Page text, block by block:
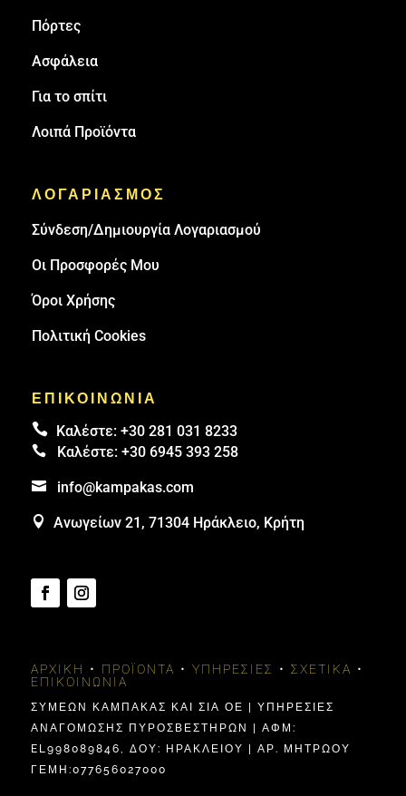
Πόρτες
Ασφάλεια
Για το σπίτι
Λοιπά Προϊόντα
ΛΟΓΑΡΙΑΣΜΟΣ
Σύνδεση/Δημιουργία Λογαριασμού
Οι Προσφορές Μου
Όροι Χρήσης
Πολιτική Cookies
ΕΠΙΚΟΙΝΩΝΙΑ
 Καλέστε: +30 281 031 8233
 Καλέστε: +30 6945 393 258
 info@kampakas.com
 Ανωγείων 21, 71304 Ηράκλειο, Κρήτη
ΑΡΧΙΚΉ • ΠΡΟΪΌΝΤΑ • ΥΠΗΡΕΣΊΕΣ • ΣΧΕΤΙΚΆ •
ΕΠΙΚΟΙΝΩΝΊΑ
ΣΥΜΕΩΝ ΚΑΜΠΑΚΑΣ ΚΑΙ ΣΙΑ ΟΕ | ΥΠΗΡΕΣΙΕΣ
ΑΝΑΓΟΜΩΣΗΣ ΠΥΡΟΣΒΕΣΤΗΡΩΝ | ΑΦΜ:
EL998089846, ΔΟΥ: ΗΡΑΚΛΕΊΟΥ | ΑΡ. ΜΗΤΡΩΟΥ
ΓΕΜΗ:077656027000